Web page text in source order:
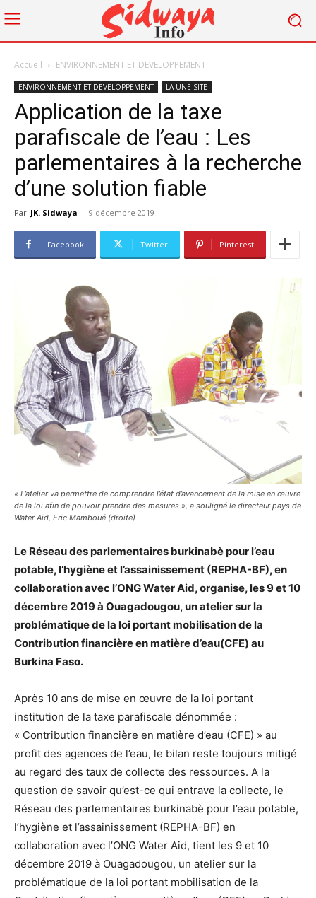
Accueil ENVIRONNEMENT ET DEVELOPPEMENT
ENVIRONNEMENT ET DEVELOPPEMENT LA UNE SITE
Application de la taxe
parafiscale de l’eau : Les
parlementaires à la recherche
d’une solution fiable
Par JK. Sidwaya - 9 décembre 2019
Facebook Twitter Pinterest
« L’atelier va permettre de comprendre l’état d’avancement de la mise en œuvre
de la loi afin de pouvoir prendre des mesures », a souligné le directeur pays de
Water Aid, Eric Mamboué (droite)
Le Réseau des parlementaires burkinabè pour l’eau
potable, l’hygiène et l’assainissement (REPHA-BF), en
collaboration avec l’ONG Water Aid, organise, les 9 et 10
décembre 2019 à Ouagadougou, un atelier sur la
problématique de la loi portant mobilisation de la
Contribution financière en matière d’eau(CFE) au
Burkina Faso.
Après 10 ans de mise en œuvre de la loi portant
institution de la taxe parafiscale dénommée :
« Contribution financière en matière d’eau (CFE) » au
profit des agences de l’eau, le bilan reste toujours mitigé
au regard des taux de collecte des ressources. A la
question de savoir qu’est-ce qui entrave la collecte, le
Réseau des parlementaires burkinabè pour l’eau potable,
l’hygiène et l’assainissement (REPHA-BF) en
collaboration avec l’ONG Water Aid, tient les 9 et 10
décembre 2019 à Ouagadougou, un atelier sur la
problématique de la loi portant mobilisation de la